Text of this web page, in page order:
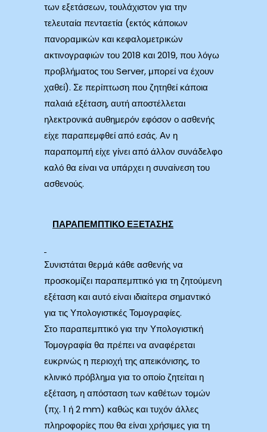
των εξετάσεων, τουλάχιστον για την
τελευταία πενταετία (εκτός κάποιων
πανοραμικών και κεφαλομετρικών
ακτινογραφιών του 2018 και 2019, που λόγω
προβλήματος του Server, μπορεί να έχουν
χαθεί). Σε περίπτωση που ζητηθεί κάποια
παλαιά εξέταση, αυτή αποστέλλεται
ηλεκτρονικά αυθημερόν εφόσον ο ασθενής
είχε παραπεμφθεί από εσάς. Αν η
παραπομπή είχε γίνει από άλλον συνάδελφο
καλό θα είναι να υπάρχει η συναίνεση του
ασθενούς.
ΠΑΡΑΠΕΜΠΤΙΚΟ ΕΞΕΤΑΣΗΣ
Συνιστάται θερμά κάθε ασθενής να
προσκομίζει παραπεμπτικό για τη ζητούμενη
εξέταση και αυτό είναι ιδιαίτερα σημαντικό
για τις Υπολογιστικές Τομογραφίες.
Στο παραπεμπτικό για την Υπολογιστική
Τομογραφία θα πρέπει να αναφέρεται
ευκρινώς η περιοχή της απεικόνισης, το
κλινικό πρόβλημα για το οποίο ζητείται η
εξέταση, η απόσταση των καθέτων τομών
(πχ. 1 ή 2 mm) καθώς και τυχόν άλλες
πληροφορίες που θα είναι χρήσιμες για τη